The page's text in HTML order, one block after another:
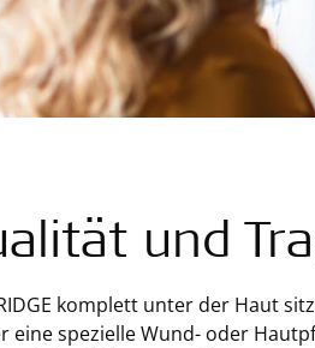
und
komplett unter der Haut
eine spezielle Wund- oder